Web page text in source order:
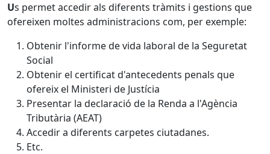
Us permet accedir als diferents tràmits i gestions que
ofereixen moltes administracions com, per exemple:
Obtenir l'informe de vida laboral de la Seguretat
Social
Obtenir el certificat d'antecedents penals que
ofereix el Ministeri de Justícia
Presentar la declaració de la Renda a l'Agència
Tributària (AEAT)
Accedir a diferents carpetes ciutadanes.
Etc.